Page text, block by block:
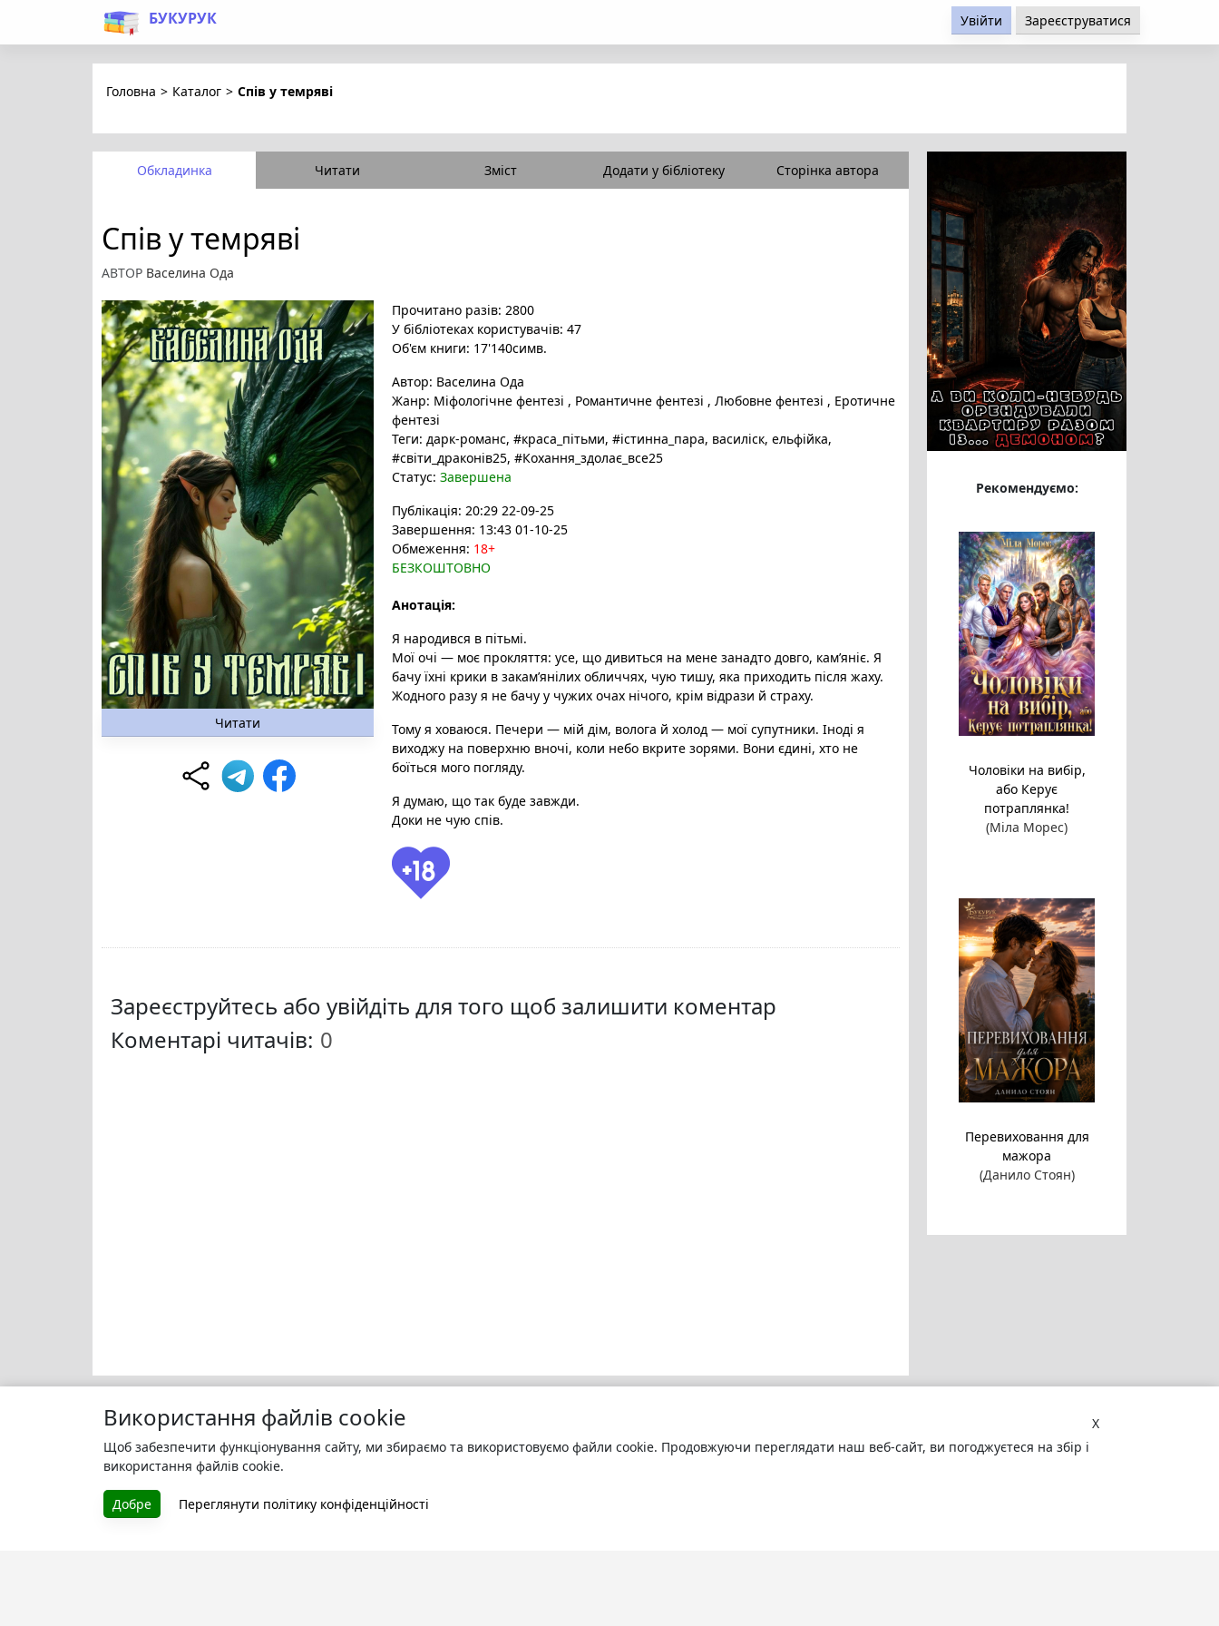
БУКУРУК Увійти Зареєструватися
Головна > Каталог > Спів у темряві
Обкладинка Читати Зміст Додати у бібліотеку Сторінка автора
Спів у темряві
АВТОР Васелина Ода
Читати
Прочитано разів: 2800
У бібліотеках користувачів: 47
Об'єм книги: 17'140симв.
Автор: Васелина Ода
Жанр: Міфологічне фентезі , Романтичне фентезі , Любовне фентезі , Еротичне
фентезі
Теги: дарк-романс, #краса_пітьми, #істинна_пара, василіск, ельфійка,
#світи_драконів25, #Кохання_здолає_все25
Статус: Завершена
Публікація: 20:29 22-09-25
Завершення: 13:43 01-10-25
Обмеження: 18+
БЕЗКОШТОВНО
Анотація:
Я народився в пітьмі.
Мої очі — моє прокляття: усе, що дивиться на мене занадто довго, кам’яніє. Я
бачу їхні крики в закам’янілих обличчях, чую тишу, яка приходить після жаху.
Жодного разу я не бачу у чужих очах нічого, крім відрази й страху.
Тому я ховаюся. Печери — мій дім, волога й холод — мої супутники. Іноді я
виходжу на поверхню вночі, коли небо вкрите зорями. Вони єдині, хто не
боїться мого погляду.
Я думаю, що так буде завжди.
Доки не чую спів.
Зареєструйтесь або увійдіть для того щоб залишити коментар
Коментарі читачів:
Рекомендуємо:
Чоловіки на вибір,
або Керує
потраплянка!
(Міла Морес)
Перевиховання для
мажора
(Данило Стоян)
X
Використання файлів cookie
Щоб забезпечити функціонування сайту, ми збираємо та використовуємо файли cookie. Продовжуючи переглядати наш веб-сайт, ви погоджуєтеся на збір і
використання файлів cookie.
Добре Переглянути політику конфіденційності
БУКУРУК
Літературна платформа і бібліотека
книг, які можна безкоштовно
Моя бібліотека
улюблені книги онлайн
Про сервіс